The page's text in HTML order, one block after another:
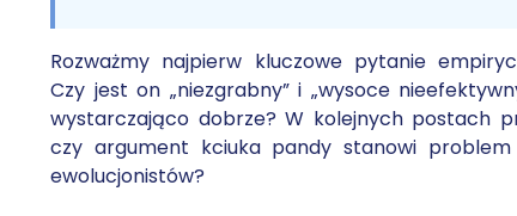
Rozważmy najpierw kluczowe pytanie
Czy jest on „niezgrabny” i „wysoce
wystarczająco dobrze? W kolejnych postach
czy argument kciuka pandy stanowi
ewolucjonistów?